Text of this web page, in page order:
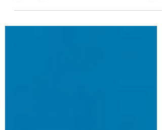
#festivaldufilmedaventure #keepkaz